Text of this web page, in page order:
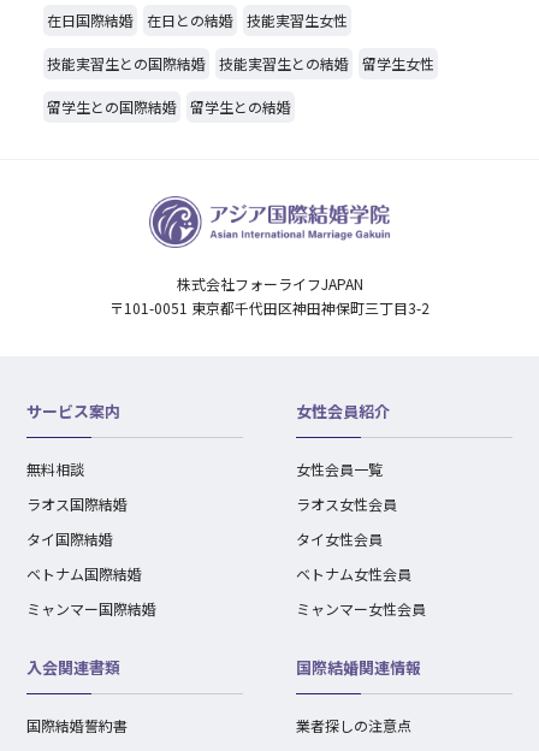
在日国際結婚 在日との結婚 技能実習生女性
技能実習生との国際結婚 技能実習生との結婚 留学生女性
留学生との国際結婚 留学生との結婚
株式会社フォーライフJAPAN
〒101-0051 東京都千代田区神田神保町三丁目3-2
サービス案内
無料相談
ラオス国際結婚
タイ国際結婚
ベトナム国際結婚
ミャンマー国際結婚
女性会員紹介
女性会員一覧
ラオス女性会員
タイ女性会員
ベトナム女性会員
ミャンマー女性会員
入会関連書類
国際結婚誓約書
国際結婚関連情報
業者探しの注意点